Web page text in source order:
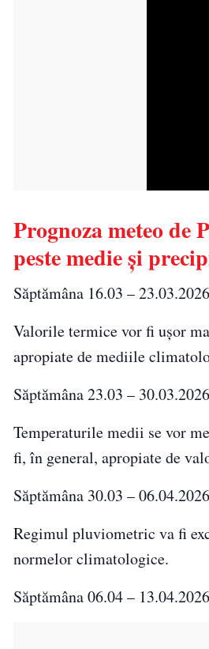
Prognoza meteo de
peste medie și
Săptămâna 16.03 – 23.03.2026
Valorile termice vor fi ușor
apropiate de mediile
Săptămâna 23.03 – 30.03.2026
Temperaturile medii se vor
fi, în general, apropiate de
Săptămâna 30.03 – 06.04.2026
Regimul pluviometric va fi
normelor climatologice.
Săptămâna 06.04 – 13.04.2026